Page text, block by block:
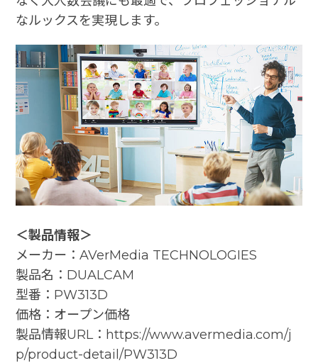
なルックスを実現します。
＜製品情報＞
メーカー：AVerMedia TECHNOLOGIES
製品名：DUALCAM
型番：PW313D
価格：オープン価格
製品情報URL： https://www.avermedia.com/j
p/product-detail/PW313D